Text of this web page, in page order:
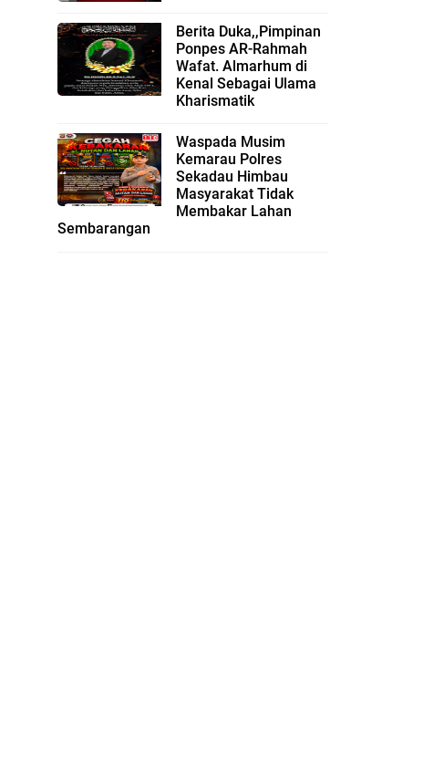
Berita Duka,,Pimpinan
Ponpes AR-Rahmah
Wafat. Almarhum di
Kenal Sebagai Ulama
Kharismatik
Waspada Musim
Kemarau Polres
Sekadau Himbau
Masyarakat Tidak
Membakar Lahan
Sembarangan